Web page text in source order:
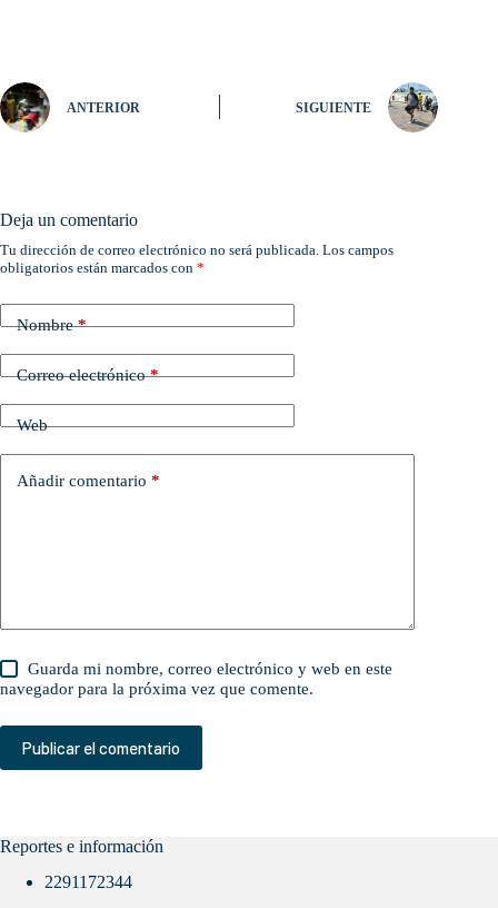
ANTERIOR SIGUIENTE
Deja un comentario
Tu dirección de correo electrónico no será publicada. Los campos
obligatorios están marcados con *
Nombre*
Correo electrónico*
Web
Añadir comentario *
Guarda mi nombre, correo electrónico y web en este
navegador para la próxima vez que comente.
Publicar el comentario
Reportes e información
2291172344